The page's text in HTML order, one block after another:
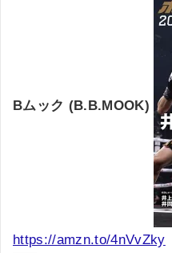
Bムック (B.B.MOOK)
https://amzn.to/4nVvZky